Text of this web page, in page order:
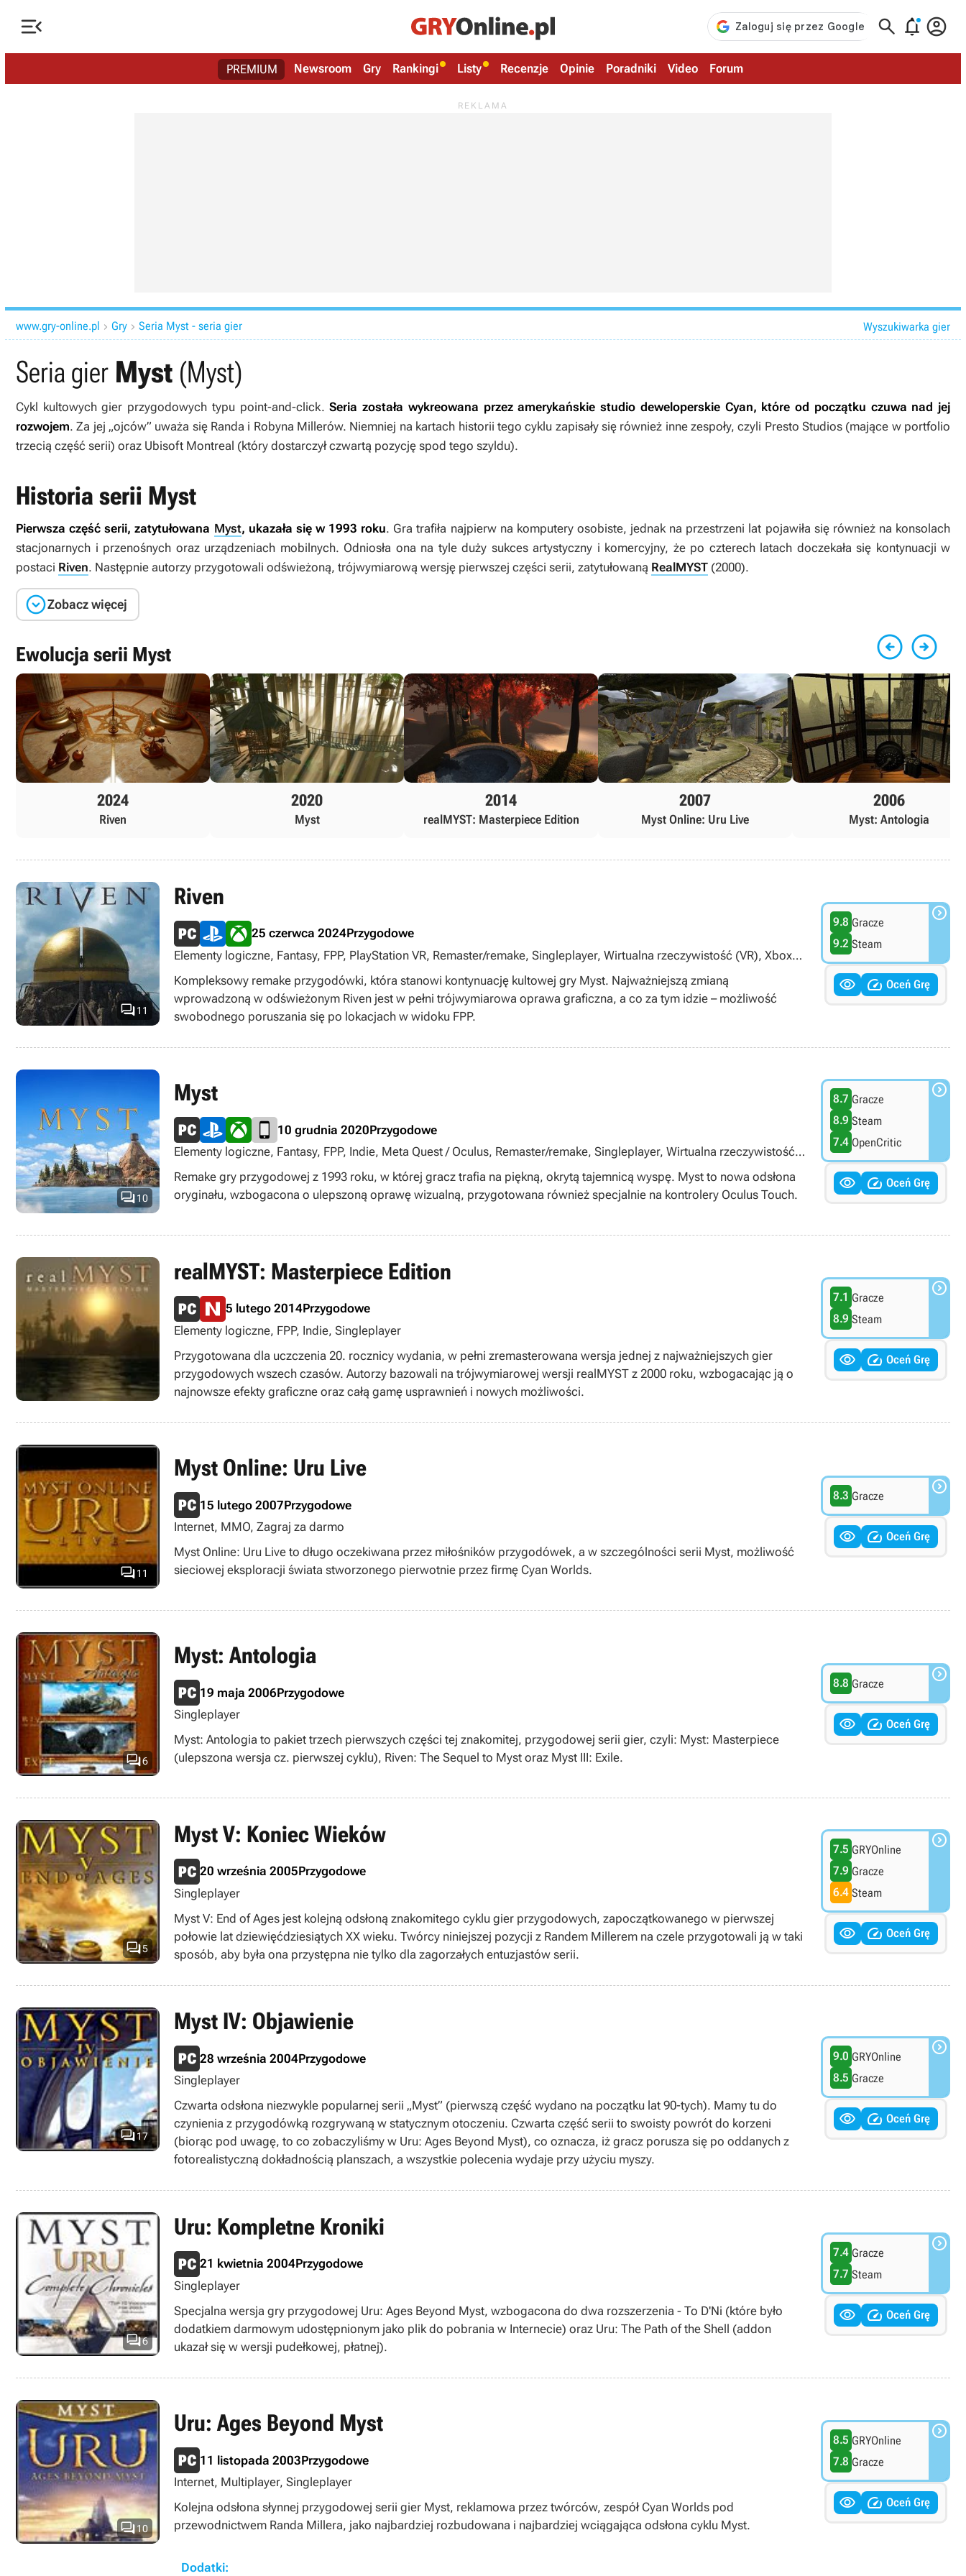
   
PREMIUM Newsroom Gry Rankingi Listy Recenzje Opinie Poradniki Video Forum
www.gry-online.pl  Gry  Seria Myst - seria gier Wyszukiwarka gier
Seria gier Myst (Myst)
Cykl kultowych gier przygodowych typu point-and-click.Seria została wykreowana przez amerykańskie studio deweloperskie Cyan, które od początku czuwa nad jej
rozwojem. Za jej „ojców” uważa się Randa i Robyna Millerów. Niemniej na kartach historii tego cyklu zapisały się również inne zespoły, czyli Presto Studios (mające w portfolio
trzecią część serii) oraz Ubisoft Montreal (który dostarczył czwartą pozycję spod tego szyldu).
Historia serii Myst
Pierwsza część serii, zatytułowana Myst, ukazała się w 1993 roku. Gra trafiła najpierw na komputery osobiste, jednak na przestrzeni lat pojawiła się również na konsolach
stacjonarnych i przenośnych oraz urządzeniach mobilnych. Odniosła ona na tyle duży sukces artystyczny i komercyjny, że po czterech latach doczekała się kontynuacji w
postaci Riven. Następnie autorzy przygotowali odświeżoną, trójwymiarową wersję pierwszej części serii, zatytułowaną RealMYST (2000).
Zobacz więcej
 
Ewolucja serii Myst
2024
Riven
2020
Myst
2014
realMYST: Masterpiece Edition
2007
Myst Online: Uru Live
2006
Myst: Antologia
11
Riven
25 czerwca 2024Przygodowe
Elementy logiczne, Fantasy, FPP, PlayStation VR, Remaster/remake, Singleplayer, Wirtualna rzeczywistość (VR), Xbox
Play Anywhere, singleplayer
Kompleksowy remake przygodówki, która stanowi kontynuację kultowej gry Myst. Najważniejszą zmianą
wprowadzoną w odświeżonym Riven jest w pełni trójwymiarowa oprawa graficzna, a co za tym idzie – możliwość
swobodnego poruszania się po lokacjach w widoku FPP.
9.8 Gracze
9.2 Steam

  Oceń Grę
10
Myst
10 grudnia 2020Przygodowe
Elementy logiczne, Fantasy, FPP, Indie, Meta Quest / Oculus, Remaster/remake, Singleplayer, Wirtualna rzeczywistość
(VR), Xbox Play Anywhere, PlayStation VR, singleplayer
Remake gry przygodowej z 1993 roku, w której gracz trafia na piękną, okrytą tajemnicą wyspę. Myst to nowa odsłona
oryginału, wzbogacona o ulepszoną oprawę wizualną, przygotowana również specjalnie na kontrolery Oculus Touch.
8.7 Gracze
8.9 Steam
7.4 OpenCritic

  Oceń Grę
realMYST: Masterpiece Edition
5 lutego 2014Przygodowe
Elementy logiczne, FPP, Indie, Singleplayer
Przygotowana dla uczczenia 20. rocznicy wydania, w pełni zremasterowana wersja jednej z najważniejszych gier
przygodowych wszech czasów. Autorzy bazowali na trójwymiarowej wersji realMYST z 2000 roku, wzbogacając ją o
najnowsze efekty graficzne oraz całą gamę usprawnień i nowych możliwości.
7.1 Gracze
8.9 Steam

  Oceń Grę
11
Myst Online: Uru Live
15 lutego 2007Przygodowe
Internet, MMO, Zagraj za darmo
Myst Online: Uru Live to długo oczekiwana przez miłośników przygodówek, a w szczególności serii Myst, możliwość
sieciowej eksploracji świata stworzonego pierwotnie przez firmę Cyan Worlds.
8.3 Gracze 
  Oceń Grę
6
Myst: Antologia
19 maja 2006Przygodowe
Singleplayer
Myst: Antologia to pakiet trzech pierwszych części tej znakomitej, przygodowej serii gier, czyli: Myst: Masterpiece
(ulepszona wersja cz. pierwszej cyklu), Riven: The Sequel to Myst oraz Myst III: Exile.
8.8 Gracze 
  Oceń Grę
5
Myst V: Koniec Wieków
20 września 2005Przygodowe
Singleplayer
Myst V: End of Ages jest kolejną odsłoną znakomitego cyklu gier przygodowych, zapoczątkowanego w pierwszej
połowie lat dziewięćdziesiątych XX wieku. Twórcy niniejszej pozycji z Randem Millerem na czele przygotowali ją w taki
sposób, aby była ona przystępna nie tylko dla zagorzałych entuzjastów serii.
7.5 GRYOnline
7.9 Gracze
6.4 Steam

  Oceń Grę
17
Myst IV: Objawienie
28 września 2004Przygodowe
Singleplayer
Czwarta odsłona niezwykle popularnej serii „Myst” (pierwszą część wydano na początku lat 90-tych). Mamy tu do
czynienia z przygodówką rozgrywaną w statycznym otoczeniu. Czwarta część serii to swoisty powrót do korzeni
(biorąc pod uwagę, to co zobaczyliśmy w Uru: Ages Beyond Myst), co oznacza, iż gracz porusza się po oddanych z
fotorealistyczną dokładnością planszach, a wszystkie polecenia wydaje przy użyciu myszy.
9.0 GRYOnline
8.5 Gracze

  Oceń Grę
6
Uru: Kompletne Kroniki
21 kwietnia 2004Przygodowe
Singleplayer
Specjalna wersja gry przygodowej Uru: Ages Beyond Myst, wzbogacona do dwa rozszerzenia - To D'Ni (które było
dodatkiem darmowym udostępnionym jako plik do pobrania w Internecie) oraz Uru: The Path of the Shell (addon
ukazał się w wersji pudełkowej, płatnej).
7.4 Gracze
7.7 Steam

  Oceń Grę
10
Uru: Ages Beyond Myst
11 listopada 2003Przygodowe
Internet, Multiplayer, Singleplayer
Kolejna odsłona słynnej przygodowej serii gier Myst, reklamowa przez twórców, zespół Cyan Worlds pod
przewodnictwem Randa Millera, jako najbardziej rozbudowana i najbardziej wciągająca odsłona cyklu Myst.
8.5 GRYOnline
7.8 Gracze

  Oceń Grę
Dodatki: